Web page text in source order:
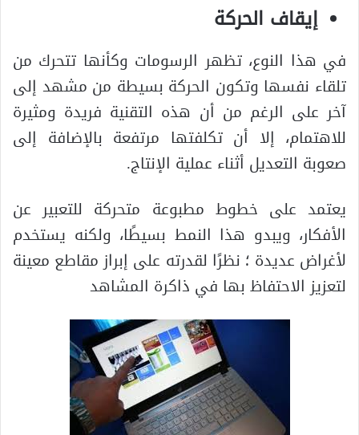
إيقاف الحركة
في هذا النوع، تظهر الرسومات وكأنها تتحرك من
تلقاء نفسها وتكون الحركة بسيطة من مشهد إلى
آخر على الرغم من أن هذه التقنية فريدة ومثيرة
للاهتمام، إلا أن تكلفتها مرتفعة بالإضافة إلى
صعوبة التعديل أثناء عملية الإنتاج.
يعتمد على خطوط مطبوعة متحركة للتعبير عن
الأفكار، ويبدو هذا النمط بسيطًا، ولكنه يستخدم
لأغراض عديدة ؛ نظرًا لقدرته على إبراز مقاطع معينة
لتعزيز الاحتفاظ بها في ذاكرة المشاهد